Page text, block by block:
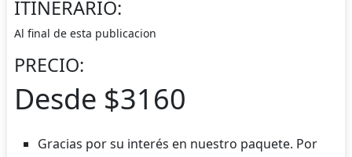
ITINERARIO:
Al final de esta publicacion
PRECIO:
Desde $3160
Gracias por su interés en nuestro paquete. Por